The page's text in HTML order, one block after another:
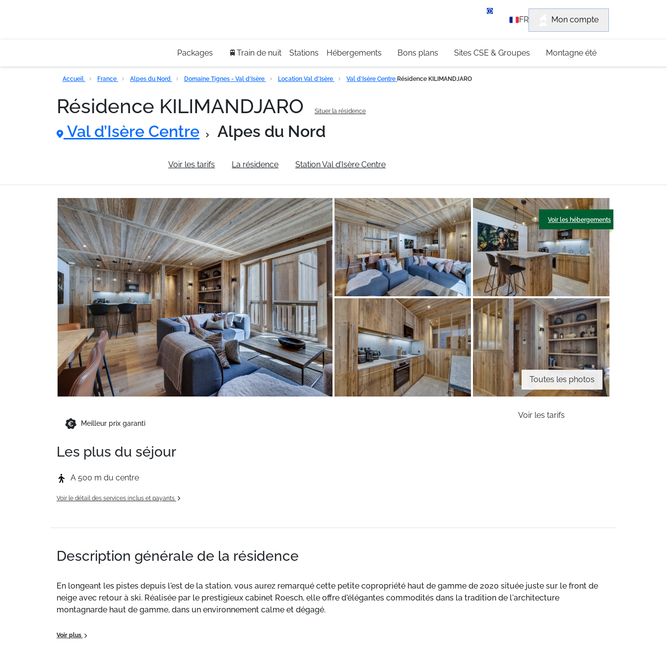
+33 (0)4 79 96 30 69
FR Mon compte
Packages 🚆Train de nuit Stations Hébergements Bons plans Sites CSE & Groupes Montagne été
Accueil France Alpes du Nord Domaine Tignes - Val d'Isère Location Val d'Isère Val d’Isère Centre Résidence KILIMANDJARO
Résidence KILIMANDJARO Situer la résidence
Val d’Isère Centre Alpes du Nord
Voir les tarifs La résidence Station Val d’Isère Centre
Toutes les photos
Voir les hébergements
Meilleur prix garanti
Voir les tarifs
Les plus du séjour
A 500 m du centre
Voir le détail des services inclus et payants
Description générale de la résidence
En longeant les pistes depuis l'est de la station, vous aurez remarqué cette petite copropriété haut de gamme de 2020 située juste sur le front de
neige avec retour à ski. Réalisée par le prestigieux cabinet Roesch, elle offre d'élégantes commodités dans la tradition de l'architecture
montagnarde haut de gamme, dans un environnement calme et dégagé.
RESIDENCE
Voir plus